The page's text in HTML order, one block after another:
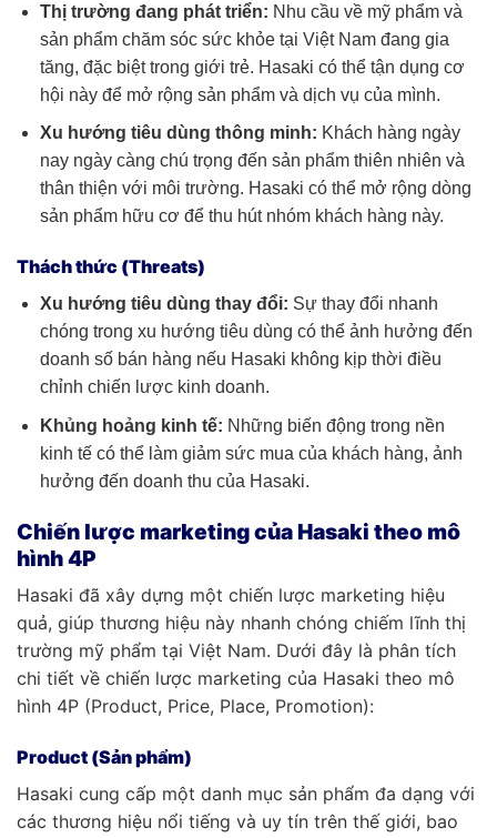
Thị trường đang phát triển: Nhu cầu về mỹ phẩm và
sản phẩm chăm sóc sức khỏe tại Việt Nam đang gia
tăng, đặc biệt trong giới trẻ. Hasaki có thể tận dụng cơ
hội này để mở rộng sản phẩm và dịch vụ của mình.
Xu hướng tiêu dùng thông minh: Khách hàng ngày
nay ngày càng chú trọng đến sản phẩm thiên nhiên và
thân thiện với môi trường. Hasaki có thể mở rộng dòng
sản phẩm hữu cơ để thu hút nhóm khách hàng này.
Thách thức (Threats)
Xu hướng tiêu dùng thay đổi: Sự thay đổi nhanh
chóng trong xu hướng tiêu dùng có thể ảnh hưởng đến
doanh số bán hàng nếu Hasaki không kịp thời điều
chỉnh chiến lược kinh doanh.
Khủng hoảng kinh tế: Những biến động trong nền
kinh tế có thể làm giảm sức mua của khách hàng, ảnh
hưởng đến doanh thu của Hasaki.
Chiến lược marketing của Hasaki theo mô
hình 4P
Hasaki đã xây dựng một chiến lược marketing hiệu
quả, giúp thương hiệu này nhanh chóng chiếm lĩnh thị
trường mỹ phẩm tại Việt Nam. Dưới đây là phân tích
chi tiết về chiến lược marketing của Hasaki theo mô
hình 4P (Product, Price, Place, Promotion):
Product (Sản phẩm)
Hasaki cung cấp một danh mục sản phẩm đa dạng với
các thương hiệu nổi tiếng và uy tín trên thế giới, bao